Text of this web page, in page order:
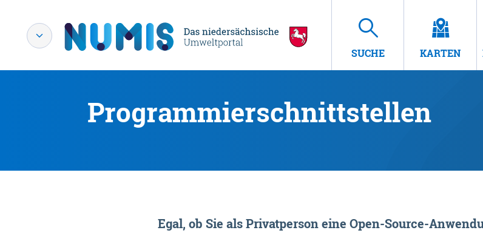
SUCHE KARTEN
Programmierschnittstellen
Egal, ob Sie als Privatperson eine Open-Source-